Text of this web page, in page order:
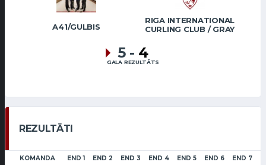
A41/GULBIS
RIGA INTERNATIONAL
CURLING CLUB / GRAY
5 - 4
GALA REZULTĀTS
REZULTĀTI
KOMANDA END 1 END 2 END 3 END 4 END 5 END 6 END 7